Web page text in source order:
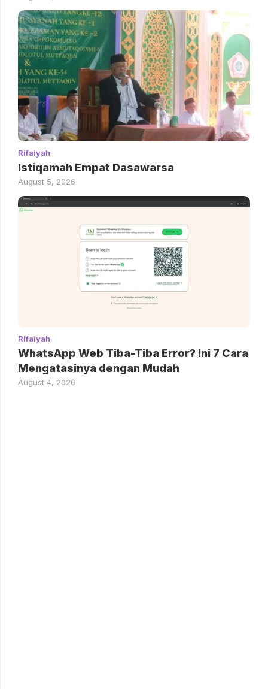
Rifaiyah
Istiqamah Empat Dasawarsa
August 5, 2026
Rifaiyah
WhatsApp Web Tiba-Tiba Error? Ini 7 Cara
Mengatasinya dengan Mudah
August 4, 2026